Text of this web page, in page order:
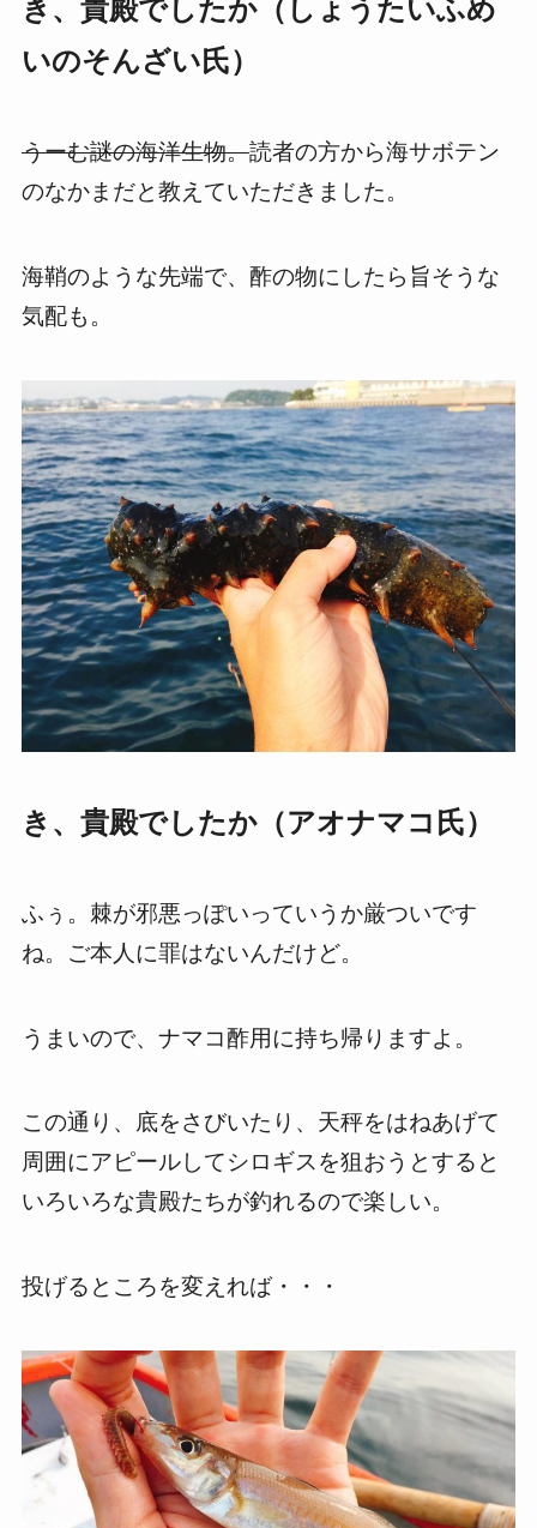
き、貴殿でしたか（しょうたいふめ
いのそんざい氏）
うーむ謎の海洋生物。読者の方から海サボテン
のなかまだと教えていただきました。
海鞘のような先端で、酢の物にしたら旨そうな
気配も。
き、貴殿でしたか（アオナマコ氏）
ふぅ。棘が邪悪っぽいっていうか厳ついです
ね。ご本人に罪はないんだけど。
うまいので、ナマコ酢用に持ち帰りますよ。
この通り、底をさびいたり、天秤をはねあげて
周囲にアピールしてシロギスを狙おうとすると
いろいろな貴殿たちが釣れるので楽しい。
投げるところを変えれば・・・